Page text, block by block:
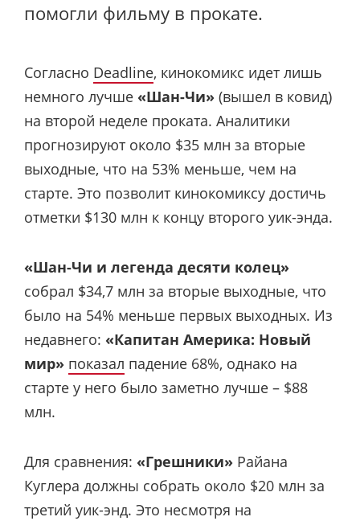
помогли фильму в прокате.
Согласно Deadline, кинокомикс идет лишь
немного лучше «Шан-Чи» (вышел в ковид)
на второй неделе проката. Аналитики
прогнозируют около $35 млн за вторые
выходные, что на 53% меньше, чем на
старте. Это позволит кинокомиксу достичь
отметки $130 млн к концу второго уик-энда.
«Шан-Чи и легенда десяти колец»
собрал $34,7 млн за вторые выходные, что
было на 54% меньше первых выходных. Из
недавнего: «Капитан Америка: Новый
мир» показал падение 68%, однако на
старте у него было заметно лучше – $88
млн.
Для сравнения: «Грешники» Райана
Куглера должны собрать около $20 млн за
третий уик-энд. Это несмотря на